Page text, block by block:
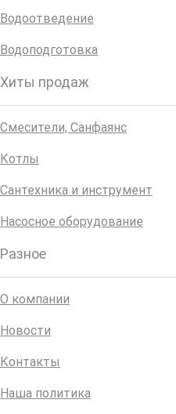
Водоотведение
Водоподготовка
Хиты продаж
Смесители, Санфаянс
Котлы
Сантехника и инструмент
Насосное оборудование
Разное
О компании
Новости
Контакты
Наша политика